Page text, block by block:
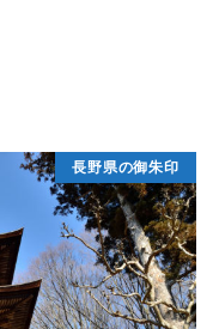
長野県の御朱印